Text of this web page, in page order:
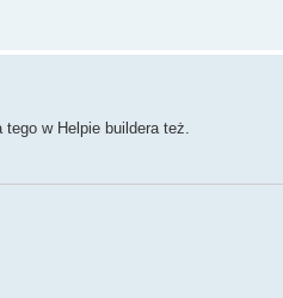
w Helpie buildera też.